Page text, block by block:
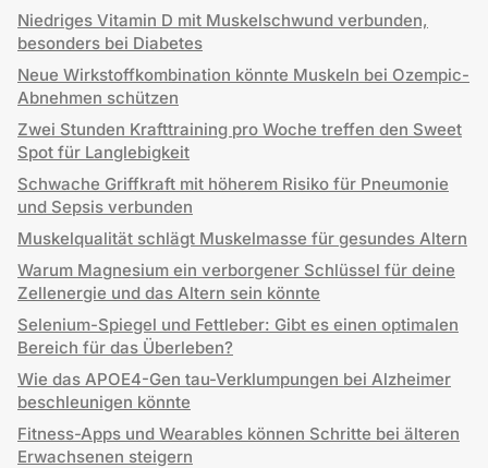
Niedriges Vitamin D mit Muskelschwund verbunden,
besonders bei Diabetes
Neue Wirkstoffkombination könnte Muskeln bei Ozempic-
Abnehmen schützen
Zwei Stunden Krafttraining pro Woche treffen den Sweet
Spot für Langlebigkeit
Schwache Griffkraft mit höherem Risiko für Pneumonie
und Sepsis verbunden
Muskelqualität schlägt Muskelmasse für gesundes Altern
Warum Magnesium ein verborgener Schlüssel für deine
Zellenergie und das Altern sein könnte
Selenium-Spiegel und Fettleber: Gibt es einen optimalen
Bereich für das Überleben?
Wie das APOE4-Gen tau-Verklumpungen bei Alzheimer
beschleunigen könnte
Fitness-Apps und Wearables können Schritte bei älteren
Erwachsenen steigern